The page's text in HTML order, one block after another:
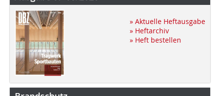
» Aktuelle Heftausgabe
» Heftarchiv
» Heft bestellen